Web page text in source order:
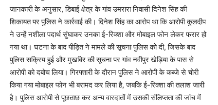
जानकारी के अनुसार, डिबाई क्षेत्र के गांव उमरारा निवासी दिनेश सिंह की
शिकायत पर पुलिस ने कार्रवाई की। दिनेश सिंह का आरोप था कि आरोपी कुलदीप
ने उन्हें नशीला पदार्थ सुंघाकर उनका ई-रिक्शा और मोबाइल फोन लेकर फरार हो
गया था। घटना के बाद पीड़ित ने मामले की सूचना पुलिस को दी, जिसके बाद
पुलिस सक्रिय हुई और मुखबिर की सूचना पर गांव नवीपुर खेड़िया के पास से
आरोपी को दबोच लिया। गिरफ्तारी के दौरान पुलिस ने आरोपी के कब्जे से चोरी
किया गया मोबाइल फोन भी बरामद कर लिया है, जबकि ई-रिक्शा की तलाश जारी
है। पुलिस आरोपी से पूछताछ कर अन्य वारदातों में उसकी संलिप्तता की जांच में